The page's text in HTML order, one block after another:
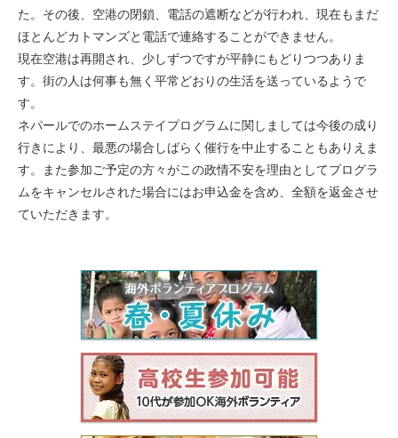
た。その後、空港の閉鎖、電話の遮断などが行われ、現在もまだ
ほとんどカトマンズと電話で連絡することができません。
現在空港は再開され、少しずつですが平静にもどりつつありま
す。街の人は何事も無く平常どおりの生活を送っているようで
す。
ネパールでのホームステイプログラムに関しましては今後の成り
行きにより、最悪の場合しばらく催行を中止することもありえま
す。また参加ご予定の方々がこの政情不安を理由としてプログラ
ムをキャンセルされた場合にはお申込金を含め、全額を返金させ
ていただきます。